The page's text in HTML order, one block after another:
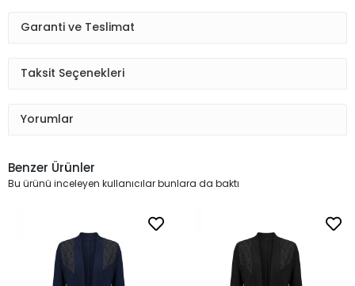
Garanti ve Teslimat
Taksit Seçenekleri
Yorumlar
Benzer Ürünler
Bu ürünü inceleyen kullanıcılar bunlara da baktı